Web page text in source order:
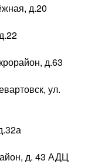
д.20
д.63
ул.
д. 43 АДЦ